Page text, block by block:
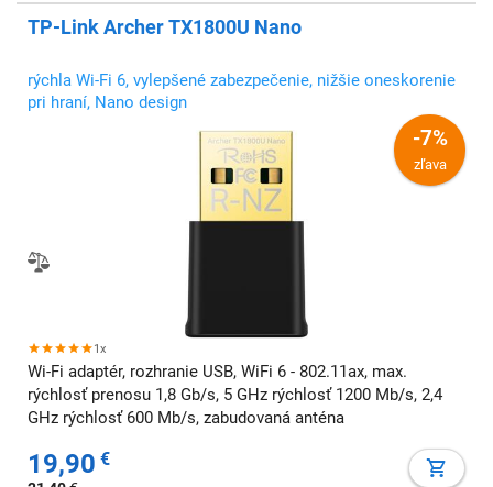
TP-Link Archer TX1800U Nano
rýchla Wi-Fi 6, vylepšené zabezpečenie, nižšie oneskorenie
pri hraní, Nano design
-7%
zľava
1x
Wi-Fi adaptér, rozhranie USB, WiFi 6 - 802.11ax, max.
rýchlosť prenosu 1,8 Gb/s, 5 GHz rýchlosť 1200 Mb/s, 2,4
GHz rýchlosť 600 Mb/s, zabudovaná anténa
19,90 €